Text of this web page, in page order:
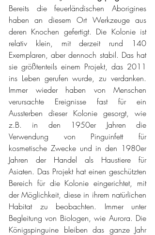
Bereits die feuerländischen Aborigines
haben an diesem Ort Werkzeuge aus
deren Knochen gefertigt. Die Kolonie ist
relativ klein, mit derzeit rund 140
Exemplaren, aber dennoch stabil. Das hat
sie größtenteils einem Projekt, das 2011
ins Leben gerufen wurde, zu verdanken.
Immer wieder haben von Menschen
verursachte Ereignisse fast für ein
Aussterben dieser Kolonie gesorgt, wie
z.B. in den 1950er Jahren die
Verwendung von Pinguinfett für
kosmetische Zwecke und in den 1980er
Jahren der Handel als Haustiere für
Asiaten. Das Projekt hat einen geschützten
Bereich für die Kolonie eingerichtet, mit
der Möglichkeit, diese in ihrem natürlichen
Habitat zu beobachten. Immer unter
Begleitung von Biologen, wie Aurora. Die
Königspinguine bleiben das ganze Jahr